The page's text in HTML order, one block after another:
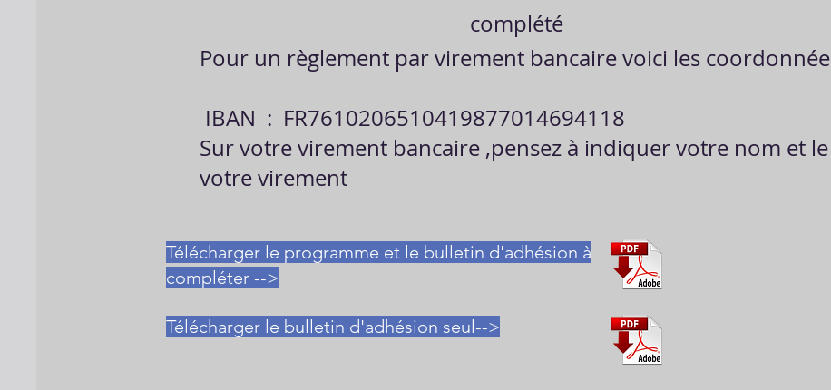
complété
Pour un règlement par virement bancaire voici les
IBAN : FR7610206510419877014694118
Sur votre virement bancaire ,pensez à indiquer votre nom et
votre virement
Télécharger le programme et le bulletin d'adhésion à
compléter -->
Télécharger le bulletin d'adhésion seul-->